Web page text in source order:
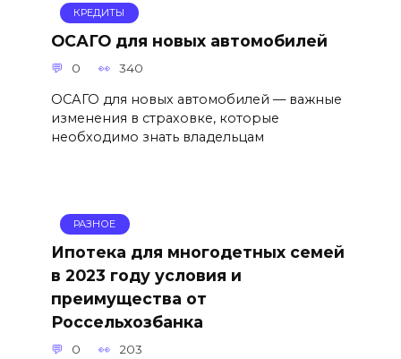
КРЕДИТЫ
ОСАГО для новых автомобилей
0 340
ОСАГО для новых автомобилей — важные
изменения в страховке, которые
необходимо знать владельцам
РАЗНОЕ
Ипотека для многодетных семей
в 2023 году условия и
преимущества от
Россельхозбанка
0 203